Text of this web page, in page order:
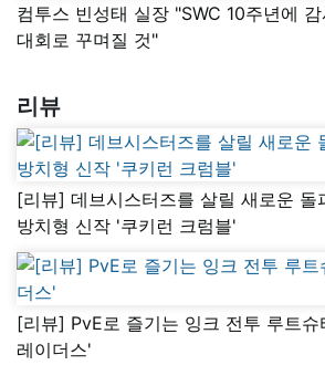
컴투스 빈성태 실장 "SWC 10주년에
대회로 꾸며질 것"
리뷰
[리뷰] 데브시스터즈를 살릴 새로운 돌
방치형 신작 '쿠키런 크럼블'
[리뷰] PvE로 즐기는 잉크 전투 루트슈
레이더스'